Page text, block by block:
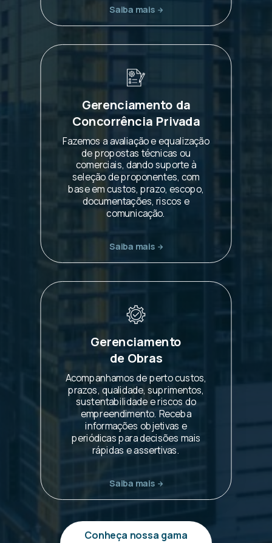
Saiba mais
Gerenciamento da
Concorrência Privada
Fazemos a avaliação e equalização
de propostas técnicas ou
comerciais, dando suporte à
seleção de proponentes, com
base em custos, prazo, escopo,
documentações, riscos e
comunicação.
Saiba mais
Gerenciamento
de Obras
Acompanhamos de perto custos,
prazos, qualidade, suprimentos,
sustentabilidade e riscos do
empreendimento. Receba
informações objetivas e
periódicas para decisões mais
rápidas e assertivas.
Saiba mais
Conheça nossa gama